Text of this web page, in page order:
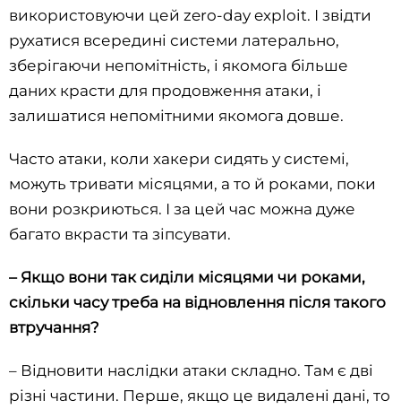
використовуючи цей zero-day exploit. І звідти
рухатися всередині системи латерально,
зберігаючи непомітність, і якомога більше
даних красти для продовження атаки, і
залишатися непомітними якомога довше.
Часто атаки, коли хакери сидять у системі,
можуть тривати місяцями, а то й роками, поки
вони розкриються. І за цей час можна дуже
багато вкрасти та зіпсувати.
– Якщо вони так сиділи місяцями чи роками,
скільки часу треба на відновлення після такого
втручання?
– Відновити наслідки атаки складно. Там є дві
різні частини. Перше, якщо це видалені дані, то